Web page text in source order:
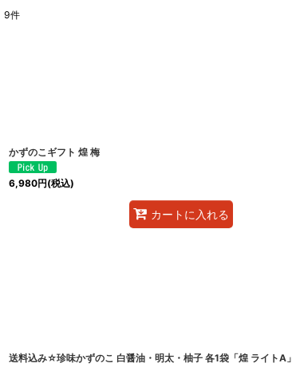
9件
かずのこギフト 煌 梅
6,980円(税込)
カートに入れる
送料込み☆珍味かずのこ 白醤油・明太・柚子 各1袋「煌 ライトA」